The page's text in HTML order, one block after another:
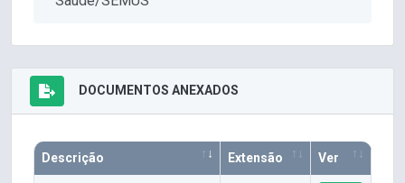
DOCUMENTOS ANEXADOS
Descrição Extensão Ver